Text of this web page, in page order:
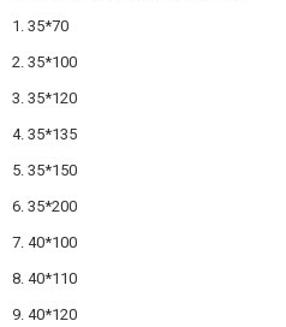
1. 35*70
2. 35*100
3. 35*120
4. 35*135
5. 35*150
6. 35*200
7. 40*100
8. 40*110
9. 40*120